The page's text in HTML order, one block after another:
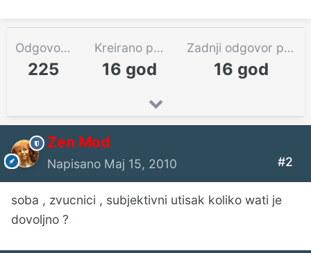
Odgovora
225
Kreirano pre
16 god
Zadnji odgovor pre
16 god
Zen Mod
Napisano Maj 15, 2010 #2
soba , zvucnici , subjektivni utisak koliko wati je
dovoljno ?